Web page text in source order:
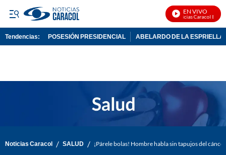
EN VIVO
Noticias Caracol En
Tendencias: POSESIÓN PRESIDENCIAL ABELARDO DE LA ESPRIELLA
Noticias Caracol / SALUD / ¡Párele bolas! Hombre habla sin tapujos del